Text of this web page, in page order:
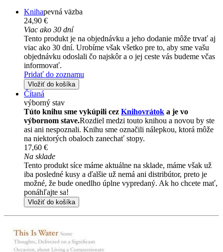
Knihapevná väzba
24,90 €
Viac ako 30 dní
Tento produkt je na objednávku a jeho dodanie môže trvať aj
viac ako 30 dní. Urobíme však všetko pre to, aby sme vašu
objednávku odoslali čo najskôr a o jej ceste vás budeme včas
informovať.
Pridať do zoznamu
Vložiť do košíka
Čítaná
výborný stav
Túto knihu sme vykúpili cez Knihovrátok a je vo
výbornom stave.Rozdiel medzi touto knihou a novou by ste
asi ani nespoznali. Knihu sme označili nálepkou, ktorá môže
na niektorých obaloch zanechať stopy.
17,60 €
Na sklade
Tento produkt síce máme aktuálne na sklade, máme však už
iba posledné kusy a ďalšie už nemá ani distribútor, preto je
možné, že bude onedlho úplne vypredaný. Ak ho chcete mať,
ponáhľajte sa!
Vložiť do košíka